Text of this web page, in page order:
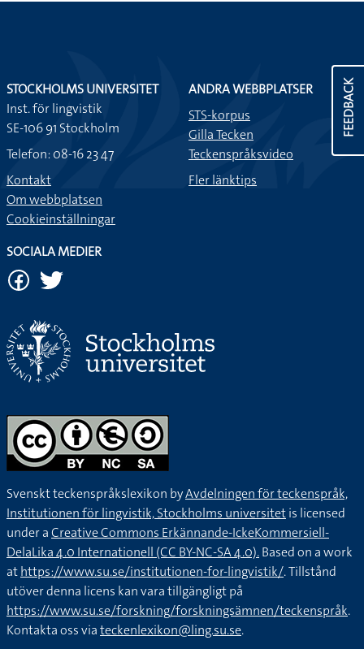
FEEDBACK
STOCKHOLMS UNIVERSITET
Inst. för lingvistik
SE-106 91 Stockholm
Telefon: 08-16 23 47
Kontakt
Om webbplatsen
Cookieinställningar
ANDRA WEBBPLATSER
STS-korpus
Gilla Tecken
Teckenspråksvideo
Fler länktips
SOCIALA MEDIER
Svenskt teckenspråkslexikon byAvdelningen för teckenspråk,
Institutionen för lingvistik, Stockholms universitetis licensed
under aCreative Commons Erkännande-IckeKommersiell-
DelaLika 4.0 Internationell (CC BY-NC-SA 4.0).Based on a work
athttps://www.su.se/institutionen-for-lingvistik/. Tillstånd
utöver denna licens kan vara tillgängligt på
https://www.su.se/forskning/forskningsämnen/teckenspråk.
Kontakta oss viateckenlexikon@ling.su.se.